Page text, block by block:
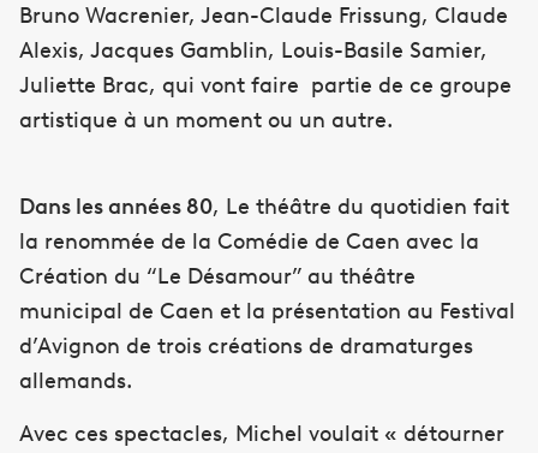
Bruno Wacrenier, Jean-Claude Frissung, Claude
Alexis, Jacques Gamblin, Louis-Basile Samier,
Juliette Brac, qui vont faire partie de ce groupe
artistique à un moment ou un autre.
Dans les années 80, Le théâtre du quotidien fait
la renommée de la Comédie de Caen avec la
Création du “Le Désamour” au théâtre
municipal de Caen et la présentation au Festival
d’Avignon de trois créations de dramaturges
allemands.
Avec ces spectacles, Michel voulait « détourner